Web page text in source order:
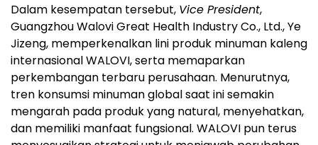
Dalam kesempatan tersebut, Vice President,
Guangzhou Walovi Great Health Industry Co., Ltd., Ye
Jizeng, memperkenalkan lini produk minuman kaleng
internasional WALOVI, serta memaparkan
perkembangan terbaru perusahaan. Menurutnya,
tren konsumsi minuman global saat ini semakin
mengarah pada produk yang natural, menyehatkan,
dan memiliki manfaat fungsional. WALOVI pun terus